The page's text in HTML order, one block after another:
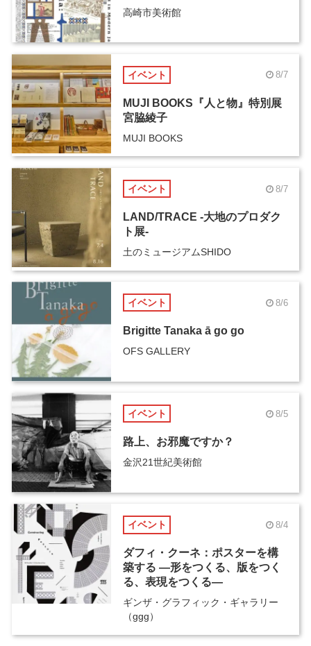
高崎市美術館
イベント 8/7
MUJI BOOKS『人と物』特別展
宮脇綾子
MUJI BOOKS
イベント 8/7
LAND/TRACE -大地のプロダク
ト展-
土のミュージアムSHIDO
イベント 8/6
Brigitte Tanaka ā go go
OFS GALLERY
イベント 8/5
路上、お邪魔ですか？
金沢21世紀美術館
イベント 8/4
ダフィ・クーネ：ポスターを構
築する ―形をつくる、版をつく
る、表現をつくる―
ギンザ・グラフィック・ギャラリー
（ggg）